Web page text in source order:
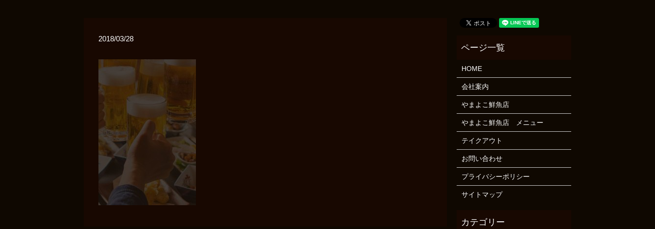
2018/03/28
HOME
会社案内
やまよこ鮮魚店
やまよこ鮮魚店 メニュー
テイクアウト
お問い合わせ
プライバシーポリシー
サイトマップ